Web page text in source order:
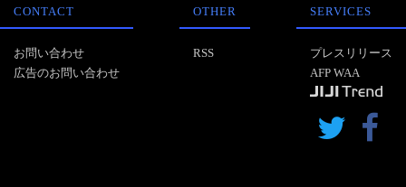
CONTACT
お問い合わせ
広告のお問い合わせ
OTHER
RSS
SERVICES
プレスリリース
AFP WAA